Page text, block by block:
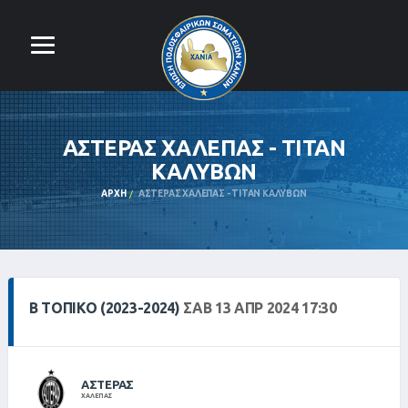
ΑΣΤΕΡΑΣ ΧΑΛΕΠΑΣ - ΤΙΤΑΝ
ΚΑΛΥΒΩΝ
ΑΡΧΉ ΑΣΤΕΡΑΣ ΧΑΛΕΠΑΣ - ΤΙΤΑΝ ΚΑΛΥΒΩΝ
Β ΤΟΠΙΚΌ (2023-2024) ΣΑΒ 13 ΑΠΡ 2024 17:30
ΑΣΤΕΡΑΣ
ΧΑΛΕΠΑΣ